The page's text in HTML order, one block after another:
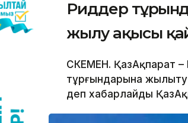
Риддер
жылу ақысы
ӨСКЕМЕН. ҚазАқпарат
тұрғындарына
деп хабарлайды